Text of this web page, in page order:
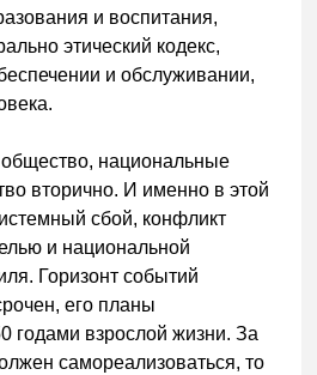
и воспитания,
этический кодекс,
и обслуживании,
национальные
вторично. И именно в этой
сбой, конфликт
и национальной
Горизонт событий
его планы
годами взрослой жизни. За
самореализоваться, то